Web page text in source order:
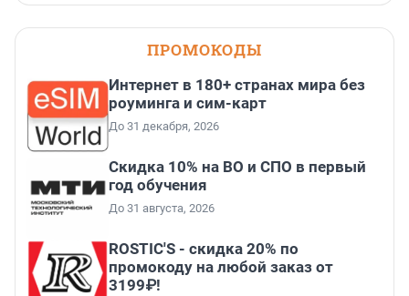
ПРОМОКОДЫ
Интернет в 180+ странах мира без
роуминга и сим-карт
До 31 декабря, 2026
Скидка 10% на ВО и СПО в первый
год обучения
До 31 августа, 2026
ROSTIC'S - скидка 20% по
промокоду на любой заказ от
3199₽!